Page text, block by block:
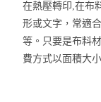
在熱壓轉印,在布
形或文字，常適
等。只要是布料
費方式以面積大